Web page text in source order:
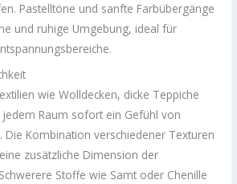
Pastelltöne und sanfte Farbübergänge
und ruhige Umgebung, ideal für
wie Wolldecken, dicke Teppiche
Raum sofort ein Gefühl von
Kombination verschiedener Texturen
zusätzliche Dimension der
Stoffe wie Samt oder Chenille